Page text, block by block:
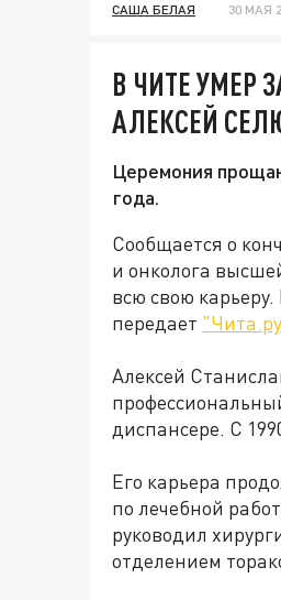
САША БЕЛАЯ 30 МАЯ
В ЧИТЕ УМЕР
АЛЕКСЕЙ
Церемония
года.
Сообщается о
и онколога
всю свою
передает
Алексей
диспансере. С
Его карьера
по лечебной
руководил
отделением